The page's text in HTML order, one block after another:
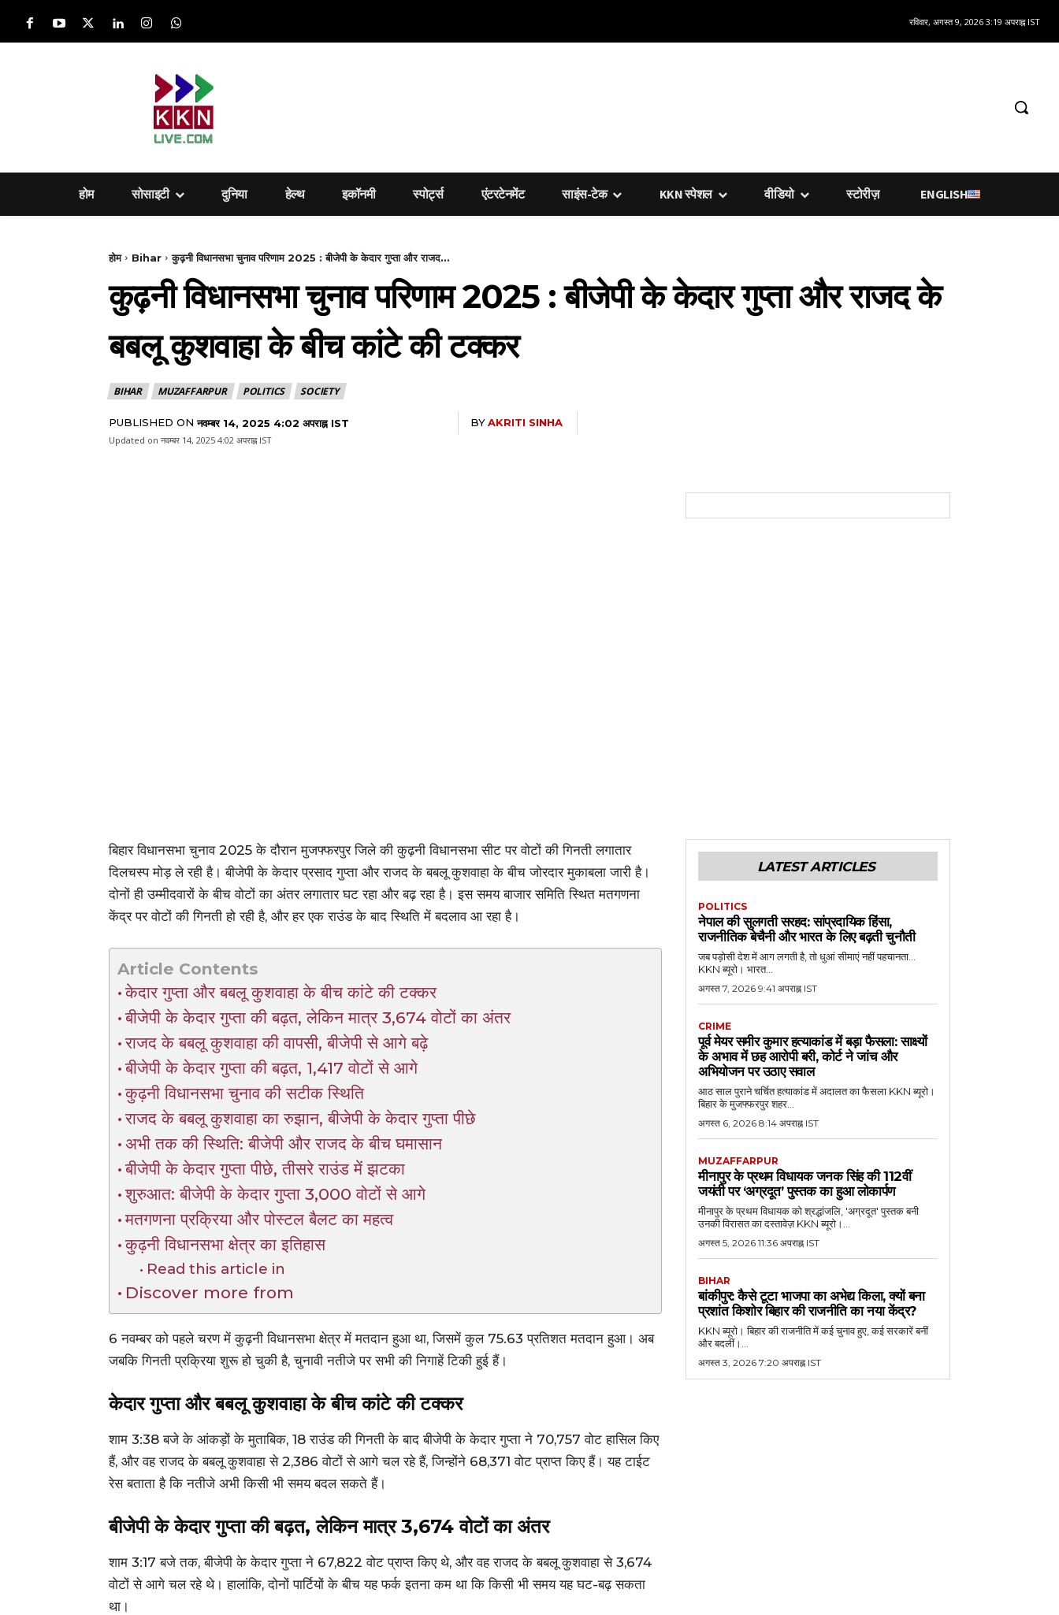
रविवार, अगस्त 9, 2026 3:19 अपराह्न IST
होम सोसाइटी दुनिया हेल्‍थ इकॉनमी स्पोर्ट्स एंटरटेनमेंट साइंस-टेक KKN स्पेशल वीडियो स्टोरीज़ ENGLISH
होम Bihar कुढ़नी विधानसभा चुनाव परिणाम 2025 : बीजेपी के केदार गुप्ता और राजद...
कुढ़नी विधानसभा चुनाव परिणाम 2025 : बीजेपी के केदार गुप्ता और राजद के
बबलू कुशवाहा के बीच कांटे की टक्कर
BIHAR MUZAFFARPUR POLITICS SOCIETY
PUBLISHED ON नवम्बर 14, 2025 4:02 अपराह्न IST BY AKRITI SINHA
Updated on नवम्बर 14, 2025 4:02 अपराह्न IST
बिहार विधानसभा चुनाव 2025 के दौरान मुजफ्फरपुर जिले की कुढ़नी विधानसभा सीट पर वोटों की गिनती लगातार
दिलचस्प मोड़ ले रही है। बीजेपी के केदार प्रसाद गुप्ता और राजद के बबलू कुशवाहा के बीच जोरदार मुकाबला जारी है।
दोनों ही उम्मीदवारों के बीच वोटों का अंतर लगातार घट रहा और बढ़ रहा है। इस समय बाजार समिति स्थित मतगणना
केंद्र पर वोटों की गिनती हो रही है, और हर एक राउंड के बाद स्थिति में बदलाव आ रहा है।
Article Contents
केदार गुप्ता और बबलू कुशवाहा के बीच कांटे की टक्कर
बीजेपी के केदार गुप्ता की बढ़त, लेकिन मात्र 3,674 वोटों का अंतर
राजद के बबलू कुशवाहा की वापसी, बीजेपी से आगे बढ़े
बीजेपी के केदार गुप्ता की बढ़त, 1,417 वोटों से आगे
कुढ़नी विधानसभा चुनाव की सटीक स्थिति
राजद के बबलू कुशवाहा का रुझान, बीजेपी के केदार गुप्ता पीछे
अभी तक की स्थिति: बीजेपी और राजद के बीच घमासान
बीजेपी के केदार गुप्ता पीछे, तीसरे राउंड में झटका
शुरुआत: बीजेपी के केदार गुप्ता 3,000 वोटों से आगे
मतगणना प्रक्रिया और पोस्टल बैलट का महत्व
कुढ़नी विधानसभा क्षेत्र का इतिहास
Read this article in
Discover more from
6 नवम्बर को पहले चरण में कुढ़नी विधानसभा क्षेत्र में मतदान हुआ था, जिसमें कुल 75.63 प्रतिशत मतदान हुआ। अब
जबकि गिनती प्रक्रिया शुरू हो चुकी है, चुनावी नतीजे पर सभी की निगाहें टिकी हुई हैं।
केदार गुप्ता और बबलू कुशवाहा के बीच कांटे की टक्कर
शाम 3:38 बजे के आंकड़ों के मुताबिक, 18 राउंड की गिनती के बाद बीजेपी के केदार गुप्ता ने 70,757 वोट हासिल किए
हैं, और वह राजद के बबलू कुशवाहा से 2,386 वोटों से आगे चल रहे हैं, जिन्होंने 68,371 वोट प्राप्त किए हैं। यह टाईट
रेस बताता है कि नतीजे अभी किसी भी समय बदल सकते हैं।
बीजेपी के केदार गुप्ता की बढ़त, लेकिन मात्र 3,674 वोटों का अंतर
शाम 3:17 बजे तक, बीजेपी के केदार गुप्ता ने 67,822 वोट प्राप्त किए थे, और वह राजद के बबलू कुशवाहा से 3,674
वोटों से आगे चल रहे थे। हालांकि, दोनों पार्टियों के बीच यह फर्क इतना कम था कि किसी भी समय यह घट-बढ़ सकता
था।
LATEST ARTICLES
POLITICS
नेपाल की सुलगती सरहद: सांप्रदायिक हिंसा,
राजनीतिक बेचैनी और भारत के लिए बढ़ती चुनौती
जब पड़ोसी देश में आग लगती है, तो धुआं सीमाएं नहीं पहचानता...
KKN ब्यूरो। भारत...
अगस्त 7, 2026 9:41 अपराह्न IST
CRIME
पूर्व मेयर समीर कुमार हत्याकांड में बड़ा फैसला: साक्ष्यों
के अभाव में छह आरोपी बरी, कोर्ट ने जांच और
अभियोजन पर उठाए सवाल
आठ साल पुराने चर्चित हत्याकांड में अदालत का फैसला KKN ब्यूरो।
बिहार के मुजफ्फरपुर शहर...
अगस्त 6, 2026 8:14 अपराह्न IST
MUZAFFARPUR
मीनापुर के प्रथम विधायक जनक सिंह की 112वीं
जयंती पर ‘अग्रदूत’ पुस्तक का हुआ लोकार्पण
मीनापुर के प्रथम विधायक को श्रद्धांजलि, 'अग्रदूत' पुस्तक बनी
उनकी विरासत का दस्तावेज़ KKN ब्यूरो।...
अगस्त 5, 2026 11:36 अपराह्न IST
BIHAR
बांकीपुर: कैसे टूटा भाजपा का अभेद्य किला, क्यों बना
प्रशांत किशोर बिहार की राजनीति का नया केंद्र?
KKN ब्यूरो। बिहार की राजनीति में कई चुनाव हुए, कई सरकारें बनीं
और बदलीं।...
अगस्त 3, 2026 7:20 अपराह्न IST